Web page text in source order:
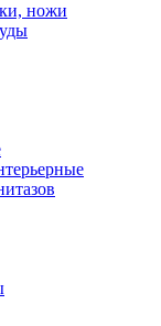
ножи